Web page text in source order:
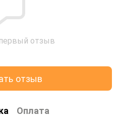
отзыв
отзыв
Оплата